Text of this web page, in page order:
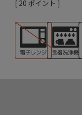
[ 20 ポイント ]